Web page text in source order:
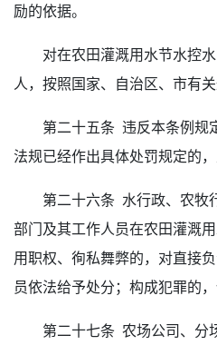
励的依据。
对在农田灌溉用水节水控
人，按照国家、自治区、市有
第二十五条 违反本条例规
法规已经作出具体处罚规定的，
第二十六条 水行政、农牧
部门及其工作人员在农田灌溉
用职权、徇私舞弊的，对直接
员依法给予处分；构成犯罪的
第二十七条 农场公司、分